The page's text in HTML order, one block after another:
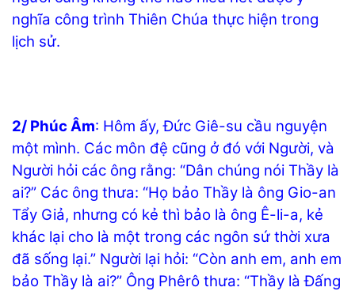
nghĩa công trình Thiên Chúa thực hiện trong
lịch sử.
2/ Phúc Âm: Hôm ấy, Đức Giê-su cầu nguyện
một mình. Các môn đệ cũng ở đó với Người, và
Người hỏi các ông rằng: “Dân chúng nói Thầy là
ai?” Các ông thưa: “Họ bảo Thầy là ông Gio-an
Tẩy Giả, nhưng có kẻ thì bảo là ông Ê-li-a, kẻ
khác lại cho là một trong các ngôn sứ thời xưa
đã sống lại.” Người lại hỏi: “Còn anh em, anh em
bảo Thầy là ai?” Ông Phêrô thưa: “Thầy là Đấng